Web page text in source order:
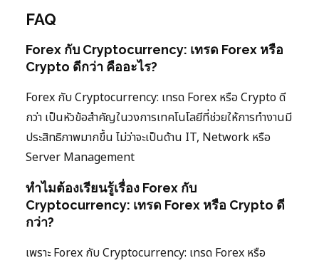
FAQ
Forex กับ Cryptocurrency: เทรด Forex หรือ
Crypto ดีกว่า คืออะไร?
Forex กับ Cryptocurrency: เทรด Forex หรือ Crypto ดี
กว่า เป็นหัวข้อสำคัญในวงการเทคโนโลยีที่ช่วยให้การทำงานมี
ประสิทธิภาพมากขึ้น ไม่ว่าจะเป็นด้าน IT, Network หรือ
Server Management
ทำไมต้องเรียนรู้เรื่อง Forex กับ
Cryptocurrency: เทรด Forex หรือ Crypto ดี
กว่า?
เพราะ Forex กับ Cryptocurrency: เทรด Forex หรือ